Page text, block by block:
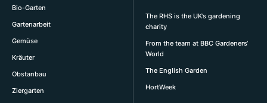
Bio-Garten
Gartenarbeit
Gemüse
Kräuter
Obstanbau
Ziergarten
The RHS is the UK’s gardening
charity
From the team at BBC Gardeners‘
World
The English Garden
HortWeek